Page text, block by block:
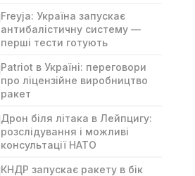
Freyja: Україна запускає
антибалістичну систему —
перші тести готують
Patriot в Україні: переговори
про ліцензійне виробництво
ракет
Дрон біля літака в Лейпцигу:
розслідування і можливі
консультації НАТО
КНДР запускає ракету в бік